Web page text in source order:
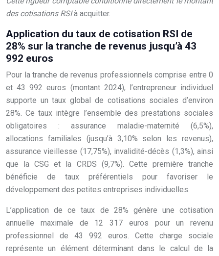
des cotisations RSIà acquitter.
Application du taux de cotisation RSI de
28% sur la tranche de revenus jusqu’à 43
992 euros
Pour la tranche de revenus professionnels comprise entre 0
et 43 992 euros (montant 2024), l’entrepreneur individuel
supporte un taux global de cotisations sociales d’environ
28%. Ce taux intègre l’ensemble des prestations sociales
obligatoires : assurance maladie-maternité (6,5%),
allocations familiales (jusqu’à 3,10% selon les revenus),
assurance vieillesse (17,75%), invalidité-décès (1,3%), ainsi
que la CSG et la CRDS (9,7%). Cette première tranche
bénéficie de taux préférentiels pour favoriser le
développement des petites entreprises individuelles.
L’application de ce taux de 28% génère une cotisation
annuelle maximale de 12 317 euros pour un revenu
professionnel de 43 992 euros. Cette charge sociale
représente un élément déterminant dans le calcul de la